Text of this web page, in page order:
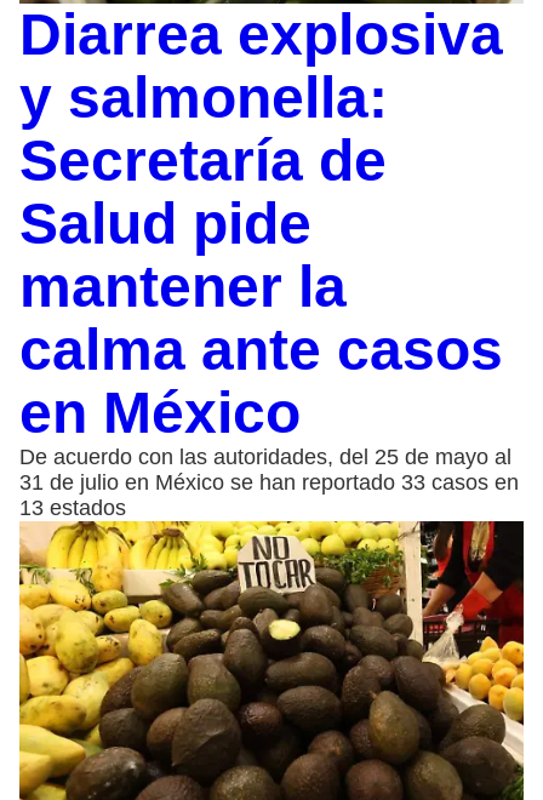
Diarrea explosiva
y salmonella:
Secretaría de
Salud pide
mantener la
calma ante casos
en México
De acuerdo con las autoridades, del 25 de mayo al
31 de julio en México se han reportado 33 casos en
13 estados